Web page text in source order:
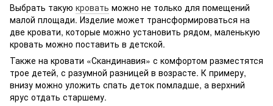
Выбрать такую кровать можно не только для помещений
малой площади. Изделие может трансформироваться на
две кровати, которые можно установить рядом, маленькую
кровать можно поставить в детской.
Также на кровати «Скандинавия» с комфортом разместятся
трое детей, с разумной разницей в возрасте. К примеру,
внизу можно уложить спать деток помладше, а верхний
ярус отдать старшему.